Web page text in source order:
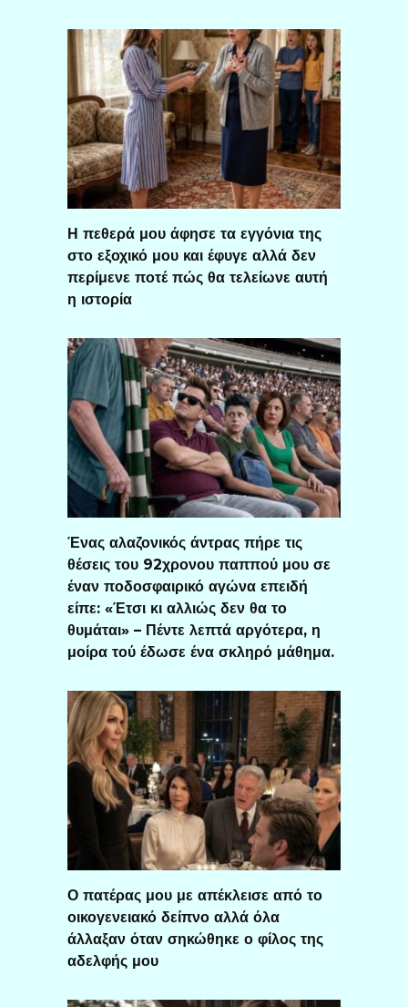
Η πεθερά μου άφησε τα εγγόνια της
στο εξοχικό μου και έφυγε αλλά δεν
περίμενε ποτέ πώς θα τελείωνε αυτή
η ιστορία
Ένας αλαζονικός άντρας πήρε τις
θέσεις του 92χρονου παππού μου σε
έναν ποδοσφαιρικό αγώνα επειδή
είπε: «Έτσι κι αλλιώς δεν θα το
θυμάται» – Πέντε λεπτά αργότερα, η
μοίρα τού έδωσε ένα σκληρό μάθημα.
Ο πατέρας μου με απέκλεισε από το
οικογενειακό δείπνο αλλά όλα
άλλαξαν όταν σηκώθηκε ο φίλος της
αδελφής μου